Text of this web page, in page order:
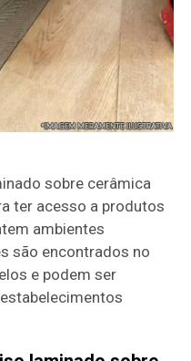
sobre cerâmica
ter acesso a produtos
ambientes
são encontrados no
e podem ser